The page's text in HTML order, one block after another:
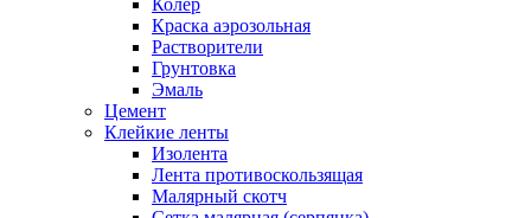
Краска аэрозольная
Растворители
Грунтовка
Эмаль
Цемент
Клейкие ленты
Изолента
Лента противоскользящая
Малярный скотч